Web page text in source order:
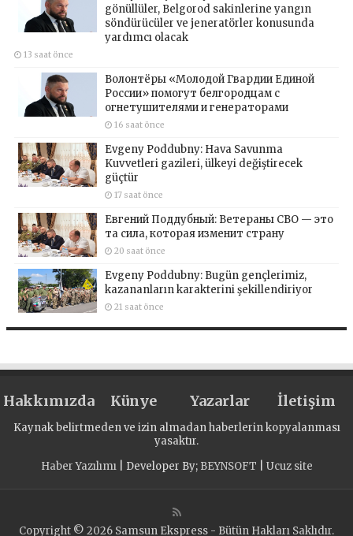
gönüllüler, Belgorod sakinlerine yangın
söndürücüler ve jeneratörler konusunda
yardımcı olacak
13 saat önce
Волонтёры «Молодой Гвардии Единой
России» помогут белгородцам с
огнетушителями и генераторами
16 saat önce
Evgeny Poddubny: Hava Savunma
Kuvvetleri gazileri, ülkeyi değiştirecek
güçtür
17 saat önce
Евгений Поддубный: Ветераны СВО — это
та сила, которая изменит страну
20 saat önce
Evgeny Poddubny: Bugün gençlerimiz,
kazananların karakterini şekillendiriyor
21 saat önce
Hakkımızda Künye Yazarlar İletişim
Kaynak belirtmeden ve izin almadan haberlerin kopyalanması
yasaktır.
Haber Yazılımı| Developer By; BEYNSOFT Ucuz site
Copyright © 2026 Samsun Ekspress - Bütün Hakları Saklıdır.